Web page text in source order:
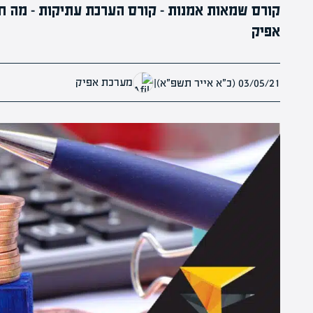
אפיק
03/05/21 (כ״א אייר תשפ״א) | מערכת אפיק